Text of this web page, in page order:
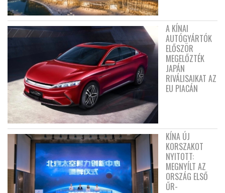
A KÍNAI
AUTÓGYÁRTÓK
ELŐSZÖR
MEGELŐZTÉK
JAPÁN
RIVÁLISAIKAT AZ
EU PIACÁN
KÍNA ÚJ
KORSZAKOT
NYITOTT:
MEGNYÍLT AZ
ORSZÁG ELSŐ
ŰR-